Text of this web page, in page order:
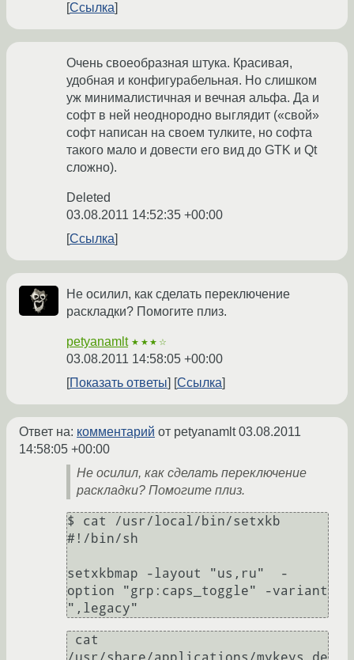
Ссылка
Очень своеобразная штука. Красивая,
удобная и конфигурабельная. Но слишком
уж минималистичная и вечная альфа. Да и
софт в ней неоднородно выглядит («свой»
софт написан на своем тулките, но софта
такого мало и довести его вид до GTK и Qt
сложно).
Deleted
03.08.2011 14:52:35 +00:00
Ссылка
Не осилил, как сделать переключение
раскладки? Помогите плиз.
petyanamlt ★★★☆
03.08.2011 14:58:05 +00:00
Показать ответы
Ссылка
Ответ на: комментарий от petyanamlt03.08.2011
14:58:05 +00:00
Не осилил, как сделать переключение
раскладки? Помогите плиз.
$ cat /usr/local/bin/setxkb
#!/bin/sh
setxkbmap -layout "us,ru"  -
option "grp:caps_toggle" -variant